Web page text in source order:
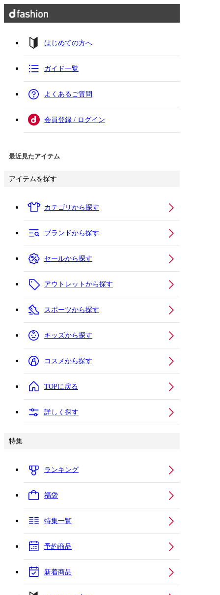
はじめての方へ
ガイド一覧
よくあるご質問
会員登録 / ログイン
最近見たアイテム
アイテムを探す
カテゴリから探す
ブランドから探す
セールから探す
アウトレットから探す
スポーツから探す
キッズから探す
コスメから探す
TOPに戻る
詳しく探す
特集
ランキング
福袋
特集一覧
予約商品
新着商品